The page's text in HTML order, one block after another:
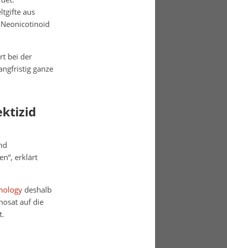
aus
bei der
ganze
erklärt
deshalb
auf die